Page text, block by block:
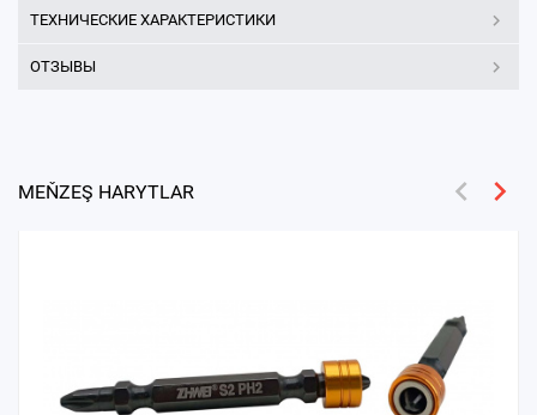
ТЕХНИЧЕСКИЕ ХАРАКТЕРИСТИКИ
ОТЗЫВЫ
MEŇZEŞ HARYTLAR